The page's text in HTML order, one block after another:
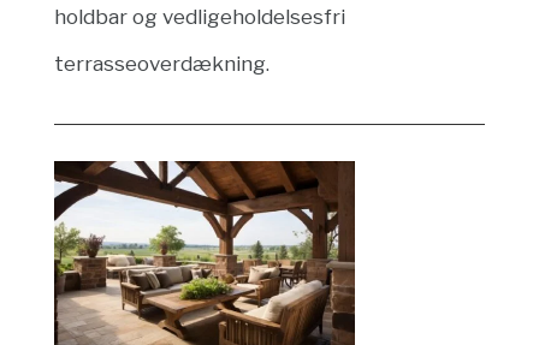
holdbar og vedligeholdelsesfri
terrasseoverdækning.